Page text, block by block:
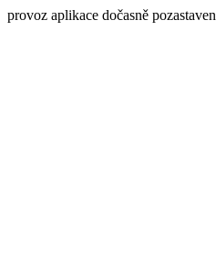
provoz aplikace dočasně pozastaven